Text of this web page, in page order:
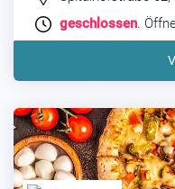
geschlossen.